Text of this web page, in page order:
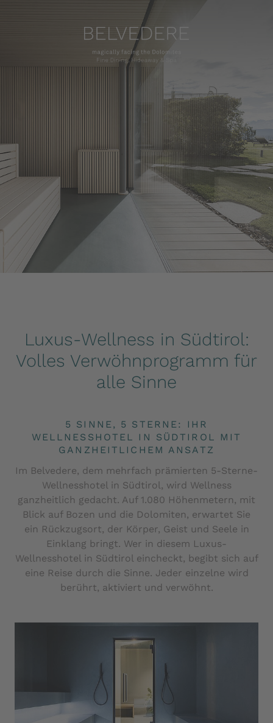
Luxus-Wellness in Südtirol:
Volles Verwöhnprogramm für
alle Sinne
5 SINNE, 5 STERNE: IHR
WELLNESSHOTEL IN SÜDTIROL MIT
GANZHEITLICHEM ANSATZ
Im Belvedere, dem mehrfach prämierten 5-Sterne-
Wellnesshotel in Südtirol, wird Wellness
ganzheitlich gedacht. Auf 1.080 Höhenmetern, mit
Blick auf Bozen und die Dolomiten, erwartet Sie
ein Rückzugsort, der Körper, Geist und Seele in
Einklang bringt. Wer in diesem Luxus-
Wellnesshotel in Südtirol eincheckt, begibt sich auf
eine Reise durch die Sinne. Jeder einzelne wird
berührt, aktiviert und verwöhnt.